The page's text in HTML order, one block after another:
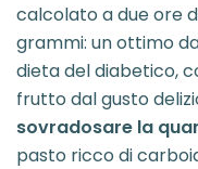
calcolato a due ore
grammi: un ottimo
dieta del diabetico,
frutto dal gusto
sovradosare la
pasto ricco di